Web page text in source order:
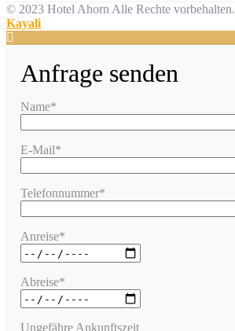
© 2023 Hotel Ahorn Alle Rechte vorbehalten.
Kayali
Anfrage senden
Name*
E-Mail*
Telefonnummer*
Anreise*
Abreise*
Ungefähre Ankunftszeit